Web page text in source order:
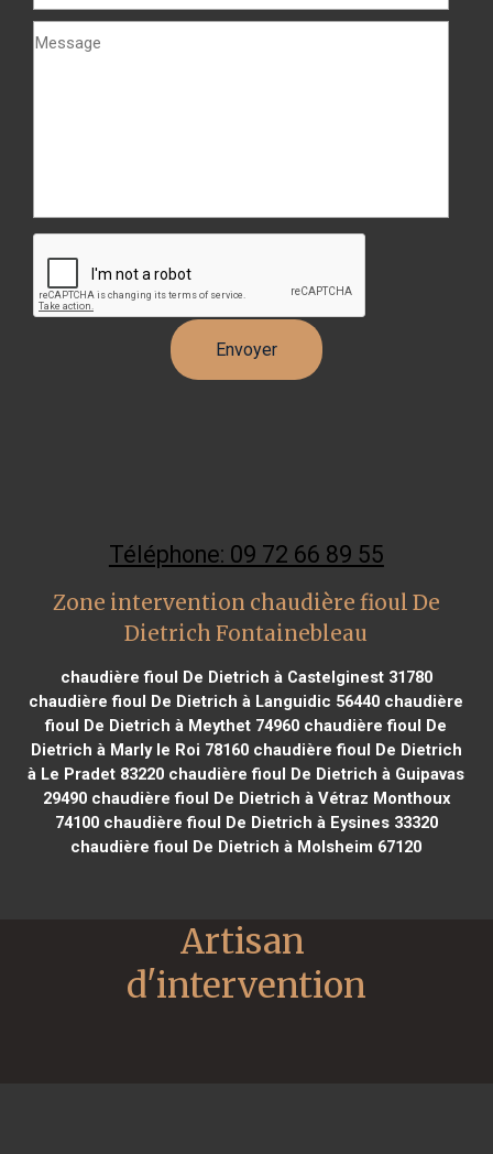
Téléphone: 09 72 66 89 55
Zone intervention chaudière fioul De
Dietrich Fontainebleau
chaudière fioul De Dietrich à Castelginest 31780
chaudière fioul De Dietrich à Languidic 56440 chaudière
fioul De Dietrich à Meythet 74960 chaudière fioul De
Dietrich à Marly le Roi 78160chaudière fioul De Dietrich
à Le Pradet 83220 chaudière fioul De Dietrich à Guipavas
29490chaudière fioul De Dietrich à Vétraz Monthoux
74100chaudière fioul De Dietrich à Eysines 33320
chaudière fioul De Dietrich à Molsheim 67120
Artisan
d'intervention